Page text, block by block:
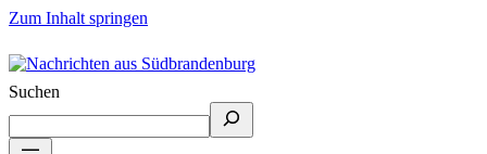
Zum Inhalt springen
Suchen